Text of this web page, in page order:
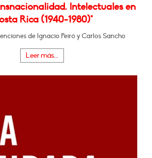
Intelectuales en
Rica (1940-1980)"
de Ignacio Peiró y Carlos Sancho
Leer más...